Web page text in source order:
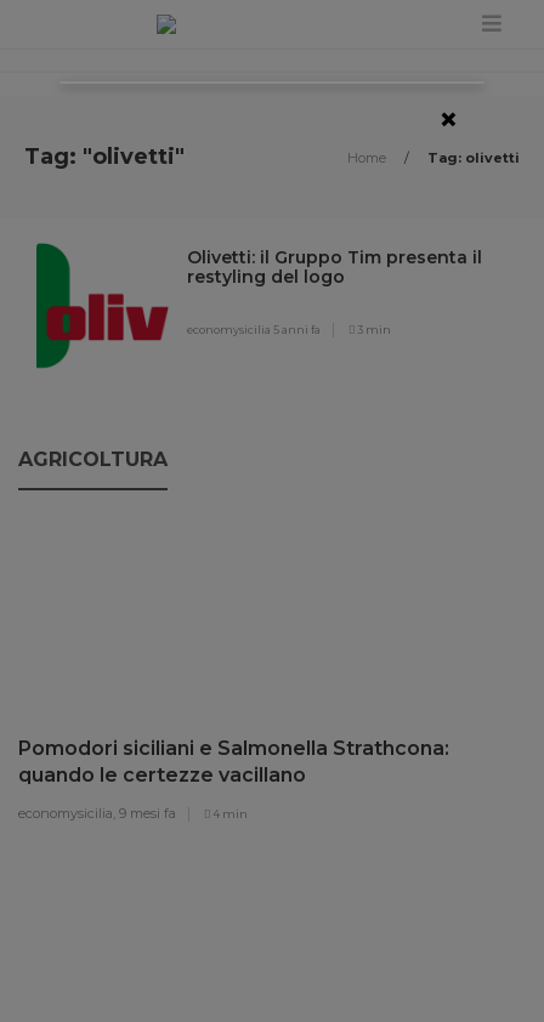
Tag: "olivetti" Home / Tag: olivetti
Olivetti: il Gruppo Tim presenta il
restyling del logo
economysicilia 5 anni fa 3 min
AGRICOLTURA
Pomodori siciliani e Salmonella Strathcona:
quando le certezze vacillano
economysicilia, 9 mesi fa 4 min
×